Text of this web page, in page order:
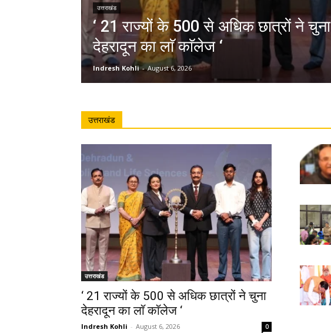
उत्तराखंड
‘ 21 राज्यों के 500 से अधिक छात्रों ने चुना
देहरादून का लाॅ काॅलेज ‘
Indresh Kohli - August 6, 2026
उत्तराखंड
उत्तराखंड
‘ 21 राज्यों के 500 से अधिक छात्रों ने चुना
देहरादून का लाॅ काॅलेज ‘
Indresh Kohli - August 6, 2026 0